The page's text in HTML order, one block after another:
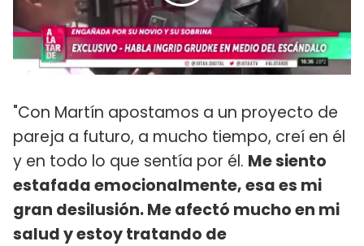
"Con Martín apostamos a un proyecto de
pareja a futuro, a mucho tiempo, creí en él
y en todo lo que sentía por él. Me siento
estafada emocionalmente, esa es mi
gran desilusión. Me afectó mucho en mi
salud y estoy tratando de